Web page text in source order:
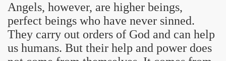
Angels, however, are higher beings,
perfect beings who have never sinned.
They carry out orders of God and can help
us humans. But their help and power does